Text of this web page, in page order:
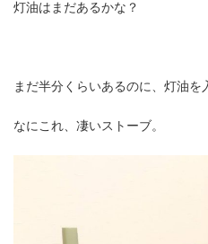
灯油はまだあるかな？
まだ半分くらいあるのに、灯油を
なにこれ、凄いストーブ。